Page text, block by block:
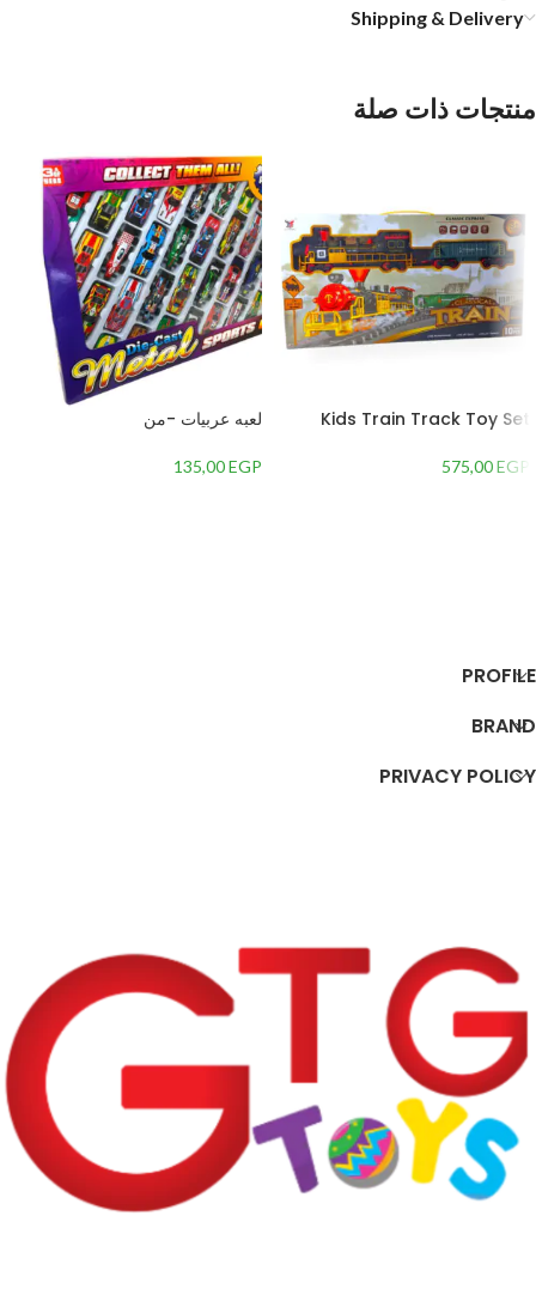
Shipping & Delivery
منتجات ذات صلة
Kids Train Track Toy Set
575,00EGP
لعبه عربيات -من
135,00EGP
PROFILE
BRAND
PRIVACY POLICY